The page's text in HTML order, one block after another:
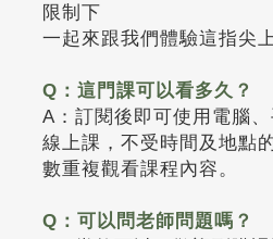
限制下
一起來跟我們體驗這指尖
Q：這門課可以看多久？
A：訂閱後即可使用電腦
線上課，不受時間及地點
數重複觀看課程內容。
Q：可以問老師問題嗎？